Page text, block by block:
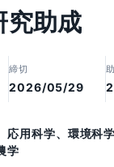
究助成
締切
2026/05/29
応用科学、環境科
学